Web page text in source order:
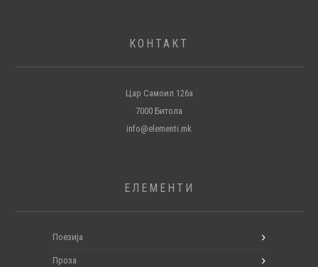
КОНТАКТ
Цар Самоил 126а
7000 Битола
info@elementi.mk
ЕЛЕМЕНТИ
Поезија
Проза